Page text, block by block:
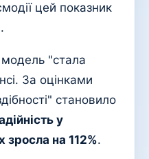
цей показник
модель "стала
За оцінками
становило
у
зросла на 112%.